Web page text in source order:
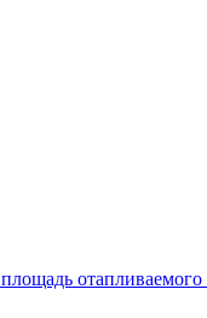
площадь